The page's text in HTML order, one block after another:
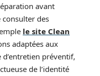
avant
des
le site Clean
adaptées aux
préventif,
de l’identité